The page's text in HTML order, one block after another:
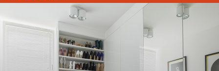
Imaginez et concevez un meuble 100% unique.